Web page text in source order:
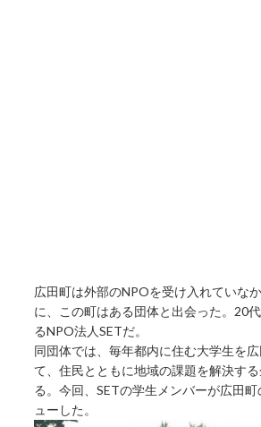
広田町は外部のNPOを受け入れていな
に、この町はある団体と出会った。20
るNPO法人SETだ。
同団体では、毎年都内に住む大学生を
て、住民とともに地域の課題を解決す
る。今回、SETの学生メンバーが広田
ューした。